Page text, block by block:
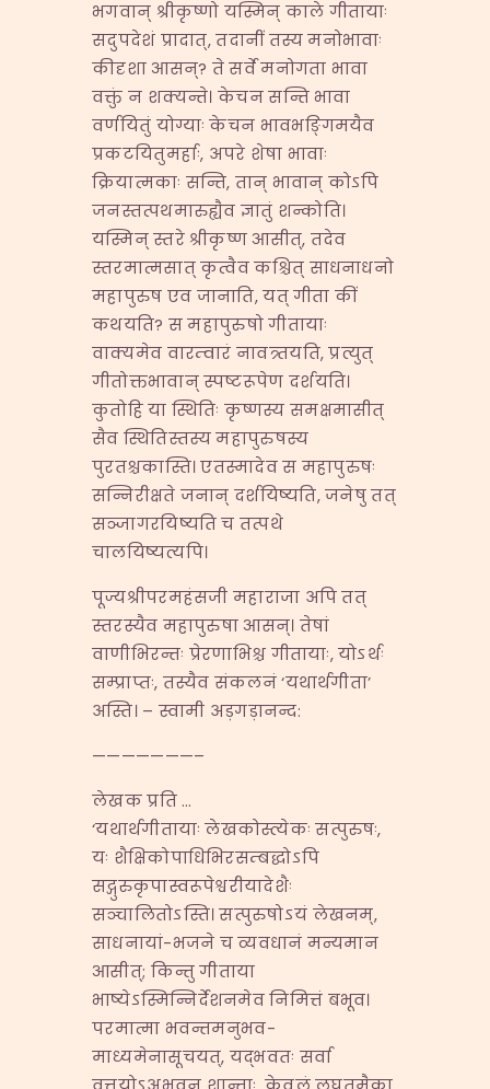
भगवान् श्रीकृष्णो यस्मिन् काले गीतायाः
सदुपदेशं प्रादात्, तदानीं तस्य मनोभावाः
कीदृशा आसन्? ते सर्वे मनोगता भावा
वक्तुं न शक्यन्ते। केचन सन्ति भावा
वर्णयितुं योग्याः केचन भावभङ्गिमयैव
प्रकटयितुमर्हाः, अपरे शेषा भावाः
क्रियात्मकाः सन्ति, तान् भावान् कोऽपि
जनस्तत्पथमारुह्यैव ज्ञातुं शन्कोति।
यस्मिन् स्तरे श्रीकृष्ण आसीत्, तदेव
स्तरमात्मसात् कृत्वैव कश्चित् साधनाधनो
महापुरुष एव जानाति, यत् गीता कीं
कथयति? स महापुरुषो गीतायाः
वाक्यमेव वारम्वारं नावत्र्तयति, प्रत्युत्
गीतोक्तभावान् स्पष्टरूपेण दर्शयति।
कुतोहि या स्थितिः कृष्णस्य समक्षमासीत्
सैव स्थितिस्तस्य महापुरुषस्य
पुरतश्चकास्ति। एतस्मादेव स महापुरुषः
सन्निरीक्षते जनान् दर्शयिष्यति, जनेषु तत्
सञ्जागरयिष्यति च तत्पथे
चालयिष्यत्यपि।
पूज्यश्रीपरमहंसजी महाराजा अपि तत्
स्तरस्यैव महापुरुषा आसन्। तेषां
वाणीभिरन्तः प्रेरणाभिश्च गीतायाः, योऽर्थः
सम्प्राप्तः, तस्यैव संकलनं ‘यथार्थगीता’
अस्ति। – स्वामी अड़गड़ानन्द:
———————–
लेखक प्रति …
‘यथार्थगीतायाः लेखकोस्त्येकः सत्पुरुषः,
यः शैक्षिकोपाधिभिरसम्बद्धोऽपि
सद्गुरुकृपास्वरूपेश्वरीयादेशैः
सञ्चालितोऽस्ति। सत्पुरुषोऽयं लेखनम्,
साधनायां-भजने च व्यवधानं मन्यमान
आसीत्; किन्तु गीताया
भाष्येऽस्मिन्निर्देशनमेव निमित्तं बभूव।
परमात्मा भवन्तमनुभव-
माध्यमेनासूचयत्, यद्भवतः सर्वा